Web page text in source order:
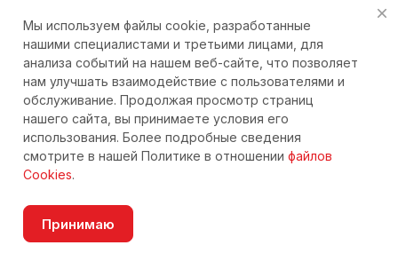
+7 (4212) 23-33-33
eshop@nkteh.ru
© 2026 Интернет-магазин ЭНКА техника
Согласие на обработку персональных данных
Мы используем файлы cookie, разработанные
нашими специалистами и третьими лицами, для
анализа событий на нашем веб-сайте, что позволяет
нам улучшать взаимодействие с пользователями и
обслуживание. Продолжая просмотр страниц
нашего сайта, вы принимаете условия его
использования. Более подробные сведения
смотрите в нашей Политике в отношении файлов
Cookies.
Принимаю